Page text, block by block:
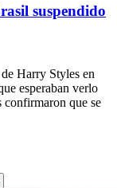
suspendido
Harry Styles en
esperaban verlo
confirmaron que se